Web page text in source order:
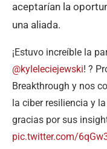
aceptarían la
una aliada.
¡Estuvo increíble la
@kyleleciejewski! ?
Breakthrough y nos
la ciber resiliencia y
gracias por sus
pic.twitter.com/